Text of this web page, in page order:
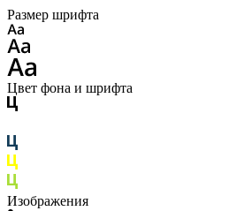
Размер шрифта
Цвет фона и шрифта
Изображения